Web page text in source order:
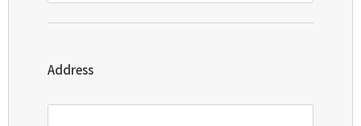
Address